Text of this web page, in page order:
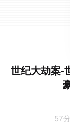
世纪大劫案-
57